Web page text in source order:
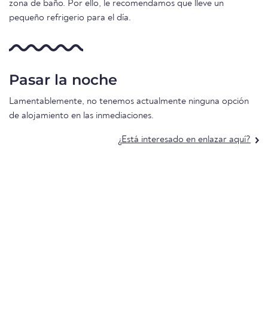
zona de baño. Por ello, le recomendamos que lleve un
pequeño refrigerio para el día.
Pasar la noche
Lamentablemente, no tenemos actualmente ninguna opción
de alojamiento en las inmediaciones.
¿Está interesado en enlazar aquí?